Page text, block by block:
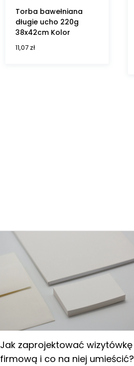
Torba bawełniana
długie ucho 220g
38x42cm Kolor
11,07 zł
Jak zaprojektować wizytówkę
firmową i co na niej umieścić?